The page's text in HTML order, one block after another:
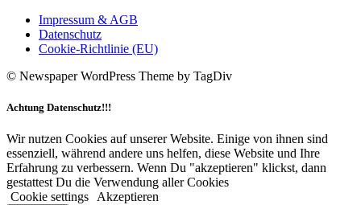
Impressum & AGB
Datenschutz
Cookie-Richtlinie (EU)
© Newspaper WordPress Theme by TagDiv
Achtung Datenschutz!!!
Wir nutzen Cookies auf unserer Website. Einige von ihnen sind
essenziell, während andere uns helfen, diese Website und Ihre
Erfahrung zu verbessern. Wenn Du "akzeptieren" klickst, dann
gestattest Du die Verwendung aller Cookies
Cookie settings
Akzeptieren